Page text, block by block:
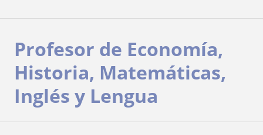
Profesor de Economía,
Historia, Matemáticas,
Inglés y Lengua